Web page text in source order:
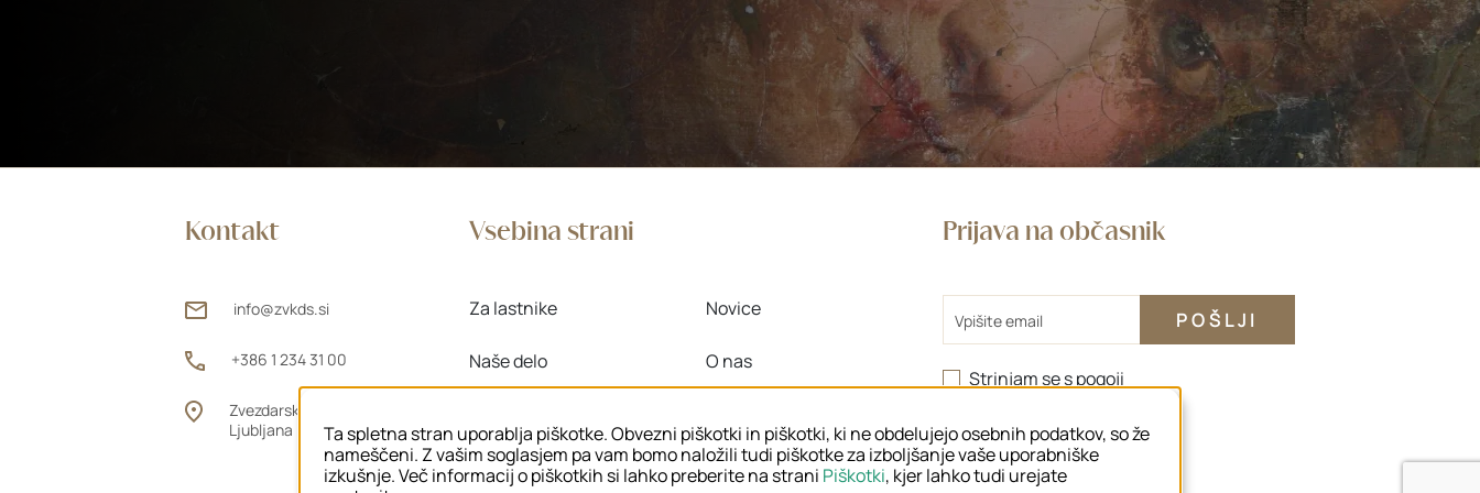
Kontakt
info@zvkds.si
+386 1 234 31 00
Zvezdarska ulica 1, 1000
Ljubljana
Vsebina strani
Za lastnike
Naše delo
Novice
O nas
Prijava na občasnik
Strinjam se spogoji
Ta spletna stran uporablja piškotke. Obvezni piškotki in piškotki, ki ne obdelujejo osebnih podatkov, so že
nameščeni. Z vašim soglasjem pa vam bomo naložili tudi piškotke za izboljšanje vaše uporabniške
izkušnje. Več informacij o piškotkih si lahko preberite na strani Piškotki, kjer lahko tudi urejate